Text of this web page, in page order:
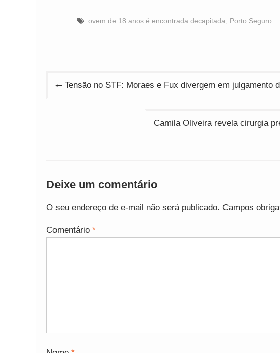
ovem de 18 anos é encontrada decapitada Porto Seguro
Navegação
Tensão no STF: Moraes e Fux divergem em julgamento
Camila Oliveira revela cirurgia
Deixe um comentário
O seu endereço de e-mail não será publicado. Campos
Comentário *